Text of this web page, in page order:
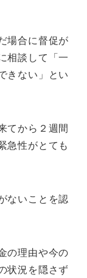
場合に督促が
相談して「一
きない」とい
てから２週間
急性がとても
ないことを認
の理由や今の
状況を隠さず